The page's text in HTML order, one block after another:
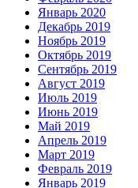
Январь 2020
Декабрь 2019
Ноябрь 2019
Октябрь 2019
Сентябрь 2019
Август 2019
Июль 2019
Июнь 2019
Май 2019
Апрель 2019
Март 2019
Февраль 2019
Январь 2019